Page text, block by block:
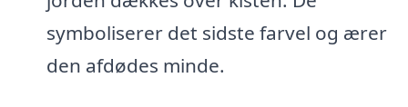
symboliserer det sidste farvel og ærer
den afdødes minde.